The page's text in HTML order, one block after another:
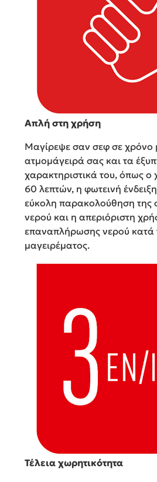
Απλή στη χρήση
Μαγίρεψε σαν σεφ σε χρόνο
ατμομάγειρά σας και τα
χαρακτηριστικά του, όπως ο
60 λεπτών, η φωτεινή
εύκολη παρακολούθηση της
νερού και η απεριόριστη
επαναπλήρωσης νερού κατά
μαγειρέματος.
Τέλεια χωρητικότητα